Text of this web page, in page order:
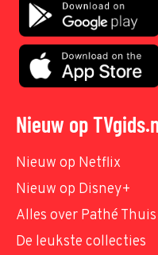
Nieuw op
Nieuw op Netflix
Nieuw op Disney+
Alles over Pathé Thuis
De leukste collecties